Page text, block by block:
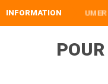
INFORMATION
NOS LIVRES